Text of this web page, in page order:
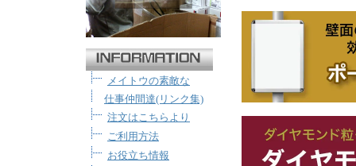
メイトウの素敵な
仕事仲間達(リンク集)
注文はこちらより
ご利用方法
お役立ち情報